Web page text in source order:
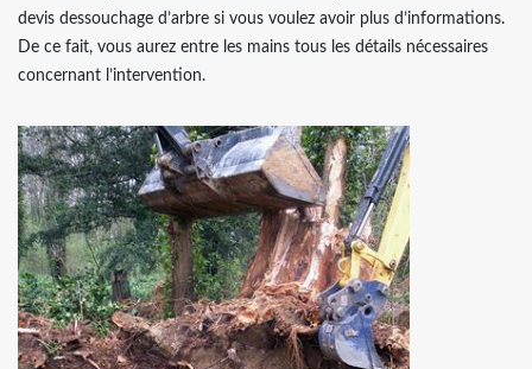
devis dessouchage d’arbre si vous voulez avoir plus d’informations.
De ce fait, vous aurez entre les mains tous les détails nécessaires
concernant l’intervention.